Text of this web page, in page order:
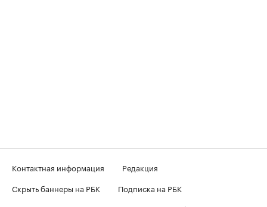
Контактная информация
Редакция
Скрыть баннеры на РБК
Подписка на РБК